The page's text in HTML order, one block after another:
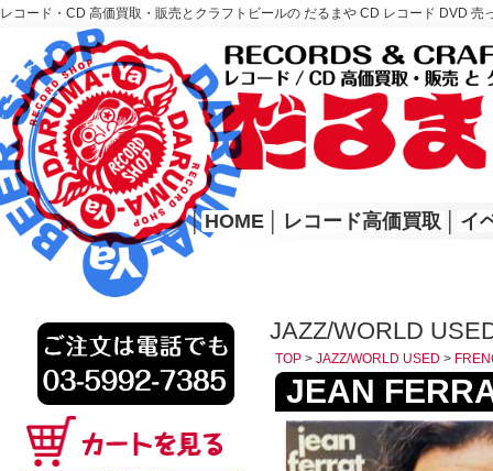
レコード・CD 高価買取・販売とクラフトビールの だるまや CD レコード DVD
レコード高価買取はこちら
HOME
│ HOME レコード高価買取 イ
JAZZ/WORLD
TOP > JAZZ/WORLD USED >
JEAN